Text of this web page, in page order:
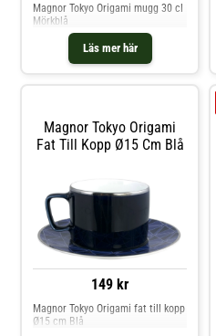
Läs mer här
Magnor Tokyo Origami mugg 30 cl
Mörkblå
Magnor Tokyo Origami
Fat Till Kopp Ø15 Cm Blå
149 kr
Magnor Tokyo Origami fat till kopp
Ø15 cm Blå